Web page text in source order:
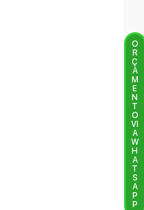
O
R
Ç
A
M
E
N
T
O
VI
A
W
H
A
T
S
A
P
P